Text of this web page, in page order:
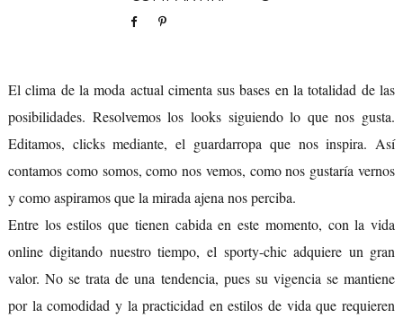
El clima de la moda actual cimenta sus bases en la totalidad de las
posibilidades. Resolvemos los looks siguiendo lo que nos gusta.
Editamos, clicks mediante, el guardarropa que nos inspira. Así
contamos como somos, como nos vemos, como nos gustaría vernos
y como aspiramos que la mirada ajena nos perciba.
Entre los estilos que tienen cabida en este momento, con la vida
online digitando nuestro tiempo, el sporty-chic adquiere un gran
valor. No se trata de una tendencia, pues su vigencia se mantiene
por la comodidad y la practicidad en estilos de vida que requieren